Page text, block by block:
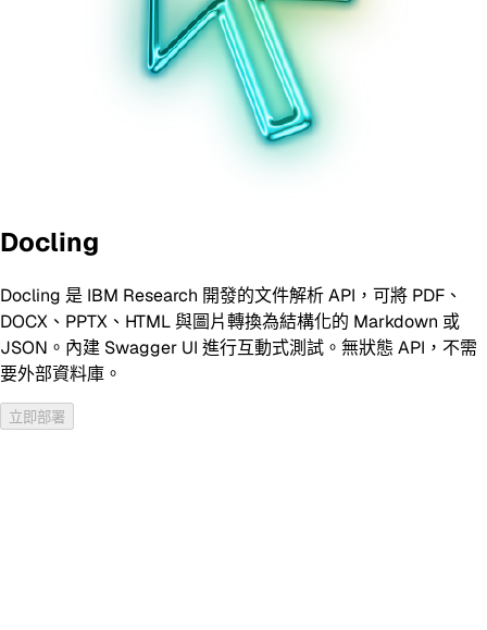
Docling
Docling 是 IBM Research 開發的文件解析 API，可將 PDF、
DOCX、PPTX、HTML 與圖片轉換為結構化的 Markdown 或
JSON。內建 Swagger UI 進行互動式測試。無狀態 API，不需
要外部資料庫。
立即部署